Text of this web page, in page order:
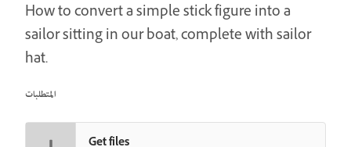
How to convert a simple stick figure into a
sailor sitting in our boat, complete with sailor
hat.
المتطلبات
Get files